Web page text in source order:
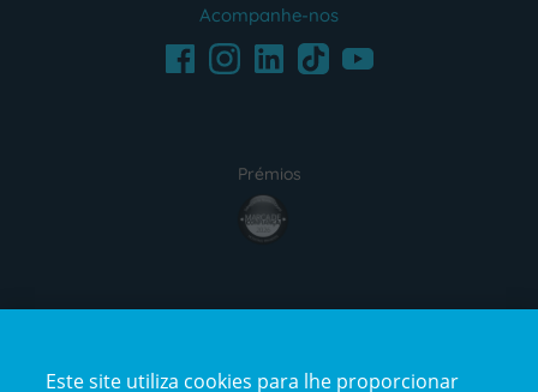
Acompanhe-nos
FacebookInstagramLinkedInTikTokYoutube
Prémios
award4
certification2certification3
Este site utiliza cookies para lhe proporcionar